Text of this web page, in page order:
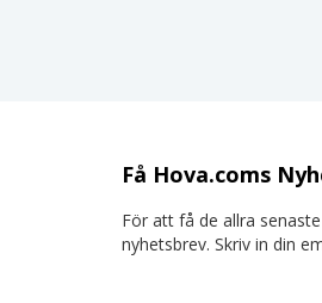
Få Hova.coms
För att få de allra
nyhetsbrev. Skriv in din